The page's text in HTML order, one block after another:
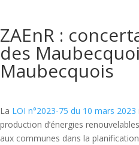
ZAEnR :
des
Maubecquois
La LOI n°2023-75 du 10 mars 2023
production d’énergies
aux communes dans la